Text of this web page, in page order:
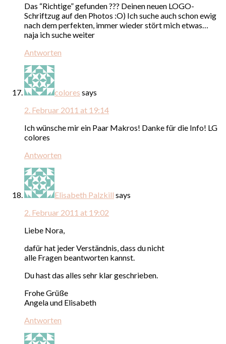
Das “Richtige” gefunden ??? Deinen neuen LOGO-
Schriftzug auf den Photos :O) Ich suche auch schon ewig
nach dem perfekten, immer wieder stört mich etwas…
naja ich suche weiter
Antworten
colores says
2. Februar 2011 at 19:14
Ich wünsche mir ein Paar Makros! Danke für die Info! LG
colores
Antworten
Elisabeth Palzkill says
2. Februar 2011 at 19:02
Liebe Nora,
dafür hat jeder Verständnis, dass du nicht
alle Fragen beantworten kannst.
Du hast das alles sehr klar geschrieben.
Frohe Grüße
Angela und Elisabeth
Antworten